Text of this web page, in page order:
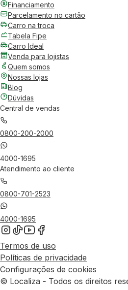
Financiamento
Parcelamento no cartão
Carro na troca
Tabela Fipe
Carro Ideal
Venda para lojistas
Quem somos
Nossas lojas
Blog
Dúvidas
Central de vendas
0800-200-2000
4000-1695
Atendimento ao cliente
0800-701-2523
4000-1695
Termos de uso
Políticas de privacidade
Configurações de cookies
© Localiza - Todos os direitos